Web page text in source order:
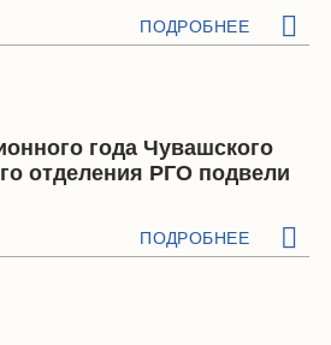
ПОДРОБНЕЕ
года Чувашского
отделения РГО подвели
ПОДРОБНЕЕ